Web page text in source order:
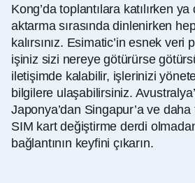
Kong’da toplantılara katılırken ya
aktarma sırasında dinlenirken
kalırsınız. Esimatic’in esnek veri
işiniz sizi nereye götürürse
iletişimde kalabilir, işlerinizi
bilgilere ulaşabilirsiniz.
Japonya’dan Singapur’a ve daha
SIM kart değiştirme derdi
bağlantının keyfini çıkarın.